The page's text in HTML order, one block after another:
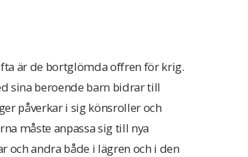
är de bortglömda offren för krig.
sina beroende barn bidrar till
påverkar i sig könsroller och
måste anpassa sig till nya
andra både i lägren och i den